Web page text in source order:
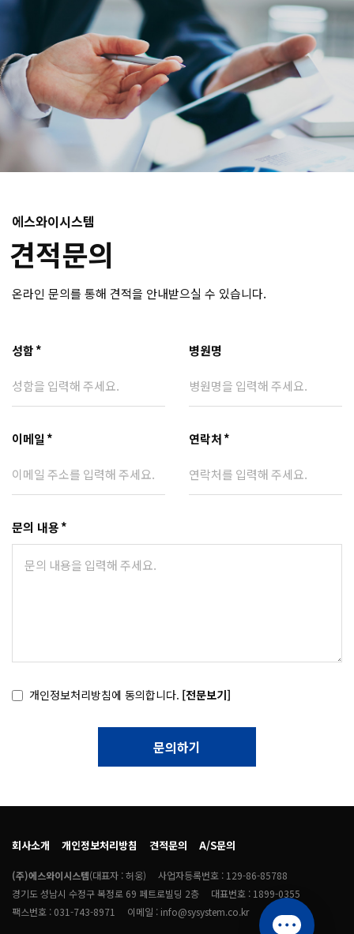
에스와이시스템
견적문의
온라인 문의를 통해 견적을 안내받으실 수 있습니다.
성함* 병원명
이메일* 연락처*
문의 내용*
개인정보처리방침에 동의합니다. [전문보기]
문의하기
회사소개 개인정보처리방침 견적문의 A/S문의
(주)에스와이시스템(대표자 : 허웅)
사업자등록번호 : 129-86-85788
경기도 성남시 수정구 복정로 69 페트로빌딩 2층
대표번호 : 1899-0355
팩스번호 : 031-743-8971
이메일 : info@sysystem.co.kr